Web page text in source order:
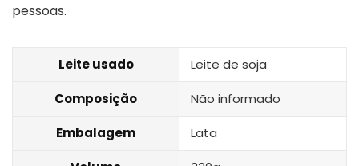
pessoas.
Leite usado Leite de soja
Composição Não informado
Embalagem Lata